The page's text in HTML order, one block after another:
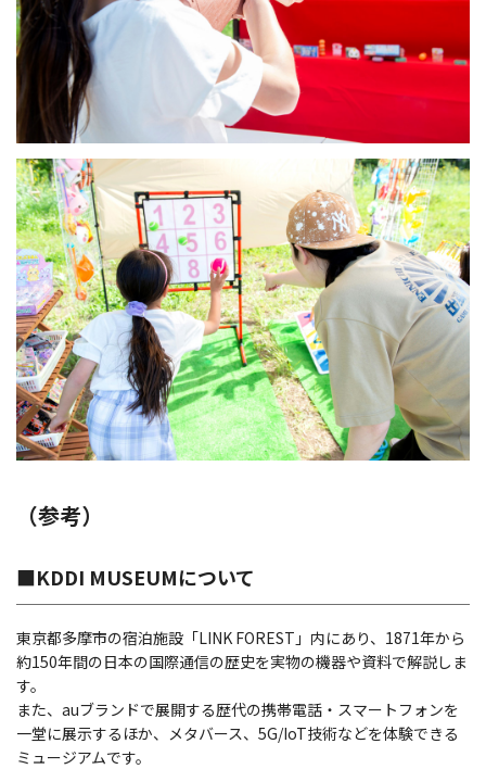
（参考）
■KDDI MUSEUMについて
東京都多摩市の宿泊施設「LINK FOREST」内にあり、1871年から
約150年間の日本の国際通信の歴史を実物の機器や資料で解説しま
す。
また、auブランドで展開する歴代の携帯電話・スマートフォンを
一堂に展示するほか、メタバース、5G/IoT技術などを体験できる
ミュージアムです。